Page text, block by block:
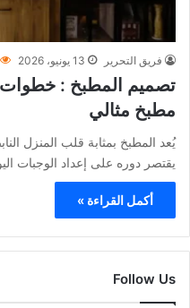
فريق التحرير 13 يونيو، 2026
تصميم المطبخ :
مطبخ مثالي
يُعد المطبخ بمثابة قلب المنزل
يقتصر دوره على إعداد الوجبات
أكمل القراءة »
Follow Us